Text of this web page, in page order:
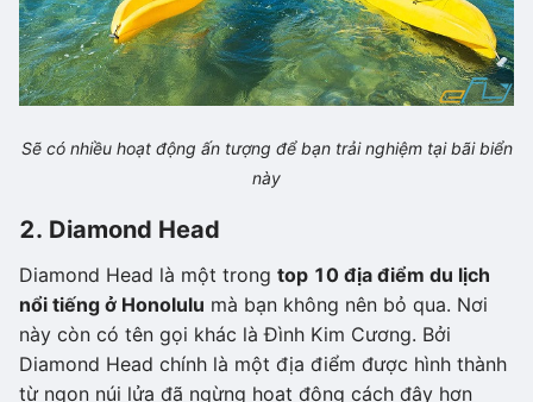
Sẽ có nhiều hoạt động ấn tượng để bạn trải nghiệm tại bãi biển
này
2. Diamond Head
Diamond Head là một trong top 10 địa điểm du lịch
nổi tiếng ở Honolulu mà bạn không nên bỏ qua. Nơi
này còn có tên gọi khác là Đình Kim Cương. Bởi
Diamond Head chính là một địa điểm được hình thành
từ ngọn núi lửa đã ngừng hoạt động cách đây hơn